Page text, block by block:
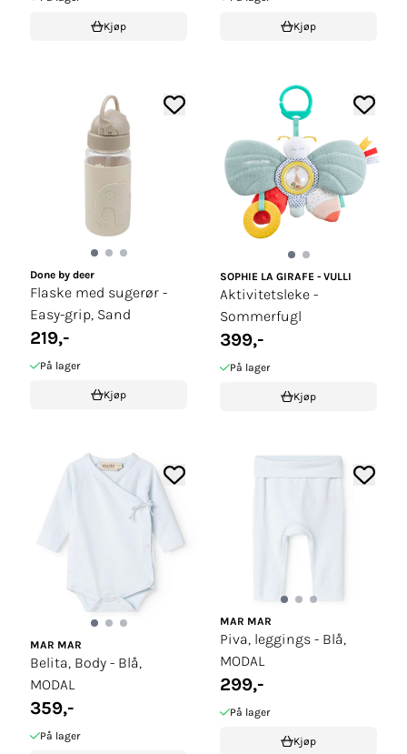
Kjøp Kjøp
Done by deer
Flaske med sugerør -
Easy-grip, Sand
219,-
På lager
Kjøp
SOPHIE LA GIRAFE - VULLI
Aktivitetsleke -
Sommerfugl
399,-
På lager
Kjøp
MAR MAR
Belita, Body - Blå,
MODAL
359,-
På lager
MAR MAR
Piva, leggings - Blå,
MODAL
299,-
På lager
Kjøp